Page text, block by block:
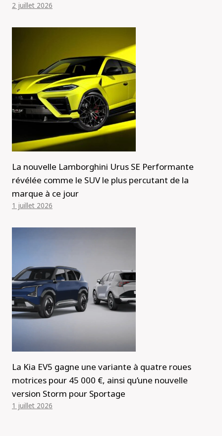
2 juillet 2026
La nouvelle Lamborghini Urus SE Performante
révélée comme le SUV le plus percutant de la
marque à ce jour
1 juillet 2026
La Kia EV5 gagne une variante à quatre roues
motrices pour 45 000 €, ainsi qu’une nouvelle
version Storm pour Sportage
1 juillet 2026